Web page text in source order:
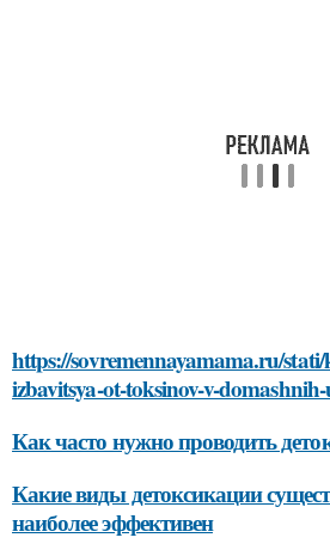
https://sovremennayamama.ru/
izbavitsya-ot-toksinov-v-
Как часто нужно проводить
Какие виды детоксикации
наиболее эффективен